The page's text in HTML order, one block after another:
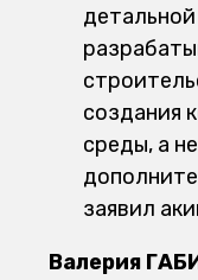
создания
среды, а
заявил
Валерия